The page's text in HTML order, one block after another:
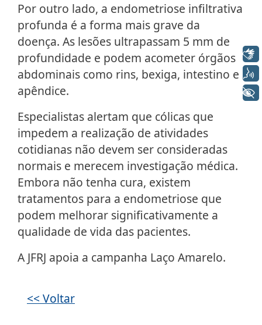
Por outro lado, a endometriose infiltrativa
profunda é a forma mais grave da
doença. As lesões ultrapassam 5 mm de
profundidade e podem acometer órgãos
abdominais como rins, bexiga, intestino e
apêndice.
Especialistas alertam que cólicas que
impedem a realização de atividades
cotidianas não devem ser consideradas
normais e merecem investigação médica.
Embora não tenha cura, existem
tratamentos para a endometriose que
podem melhorar significativamente a
qualidade de vida das pacientes.
A JFRJ apoia a campanha Laço Amarelo.
<< Voltar
Libras
Voz